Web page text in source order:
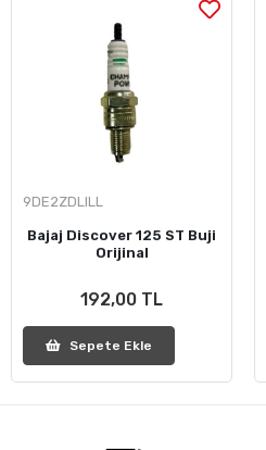
9DE2ZDLILL
Bajaj Discover 125 ST Buji
Orijinal
192,00 TL
Sepete Ekle